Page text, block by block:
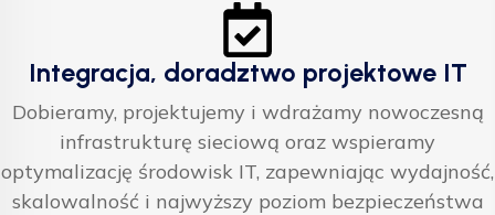
Integracja, doradztwo projektowe IT
Dobieramy, projektujemy i wdrażamy nowoczesną
infrastrukturę sieciową oraz wspieramy
optymalizację środowisk IT, zapewniając wydajność,
skalowalność i najwyższy poziom bezpieczeństwa